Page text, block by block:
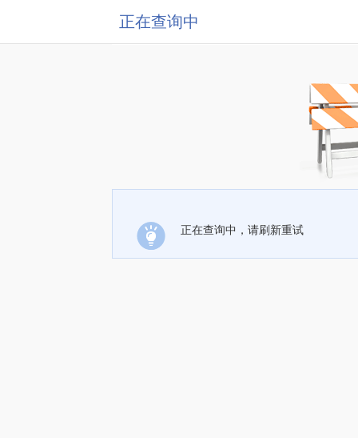
正在查询中
正在查询中，请刷新重试